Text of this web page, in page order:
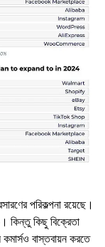
পরিকল্পনা রয়েছে।
কিছু বিক্রেতা
বাস্তবায়ন করতে